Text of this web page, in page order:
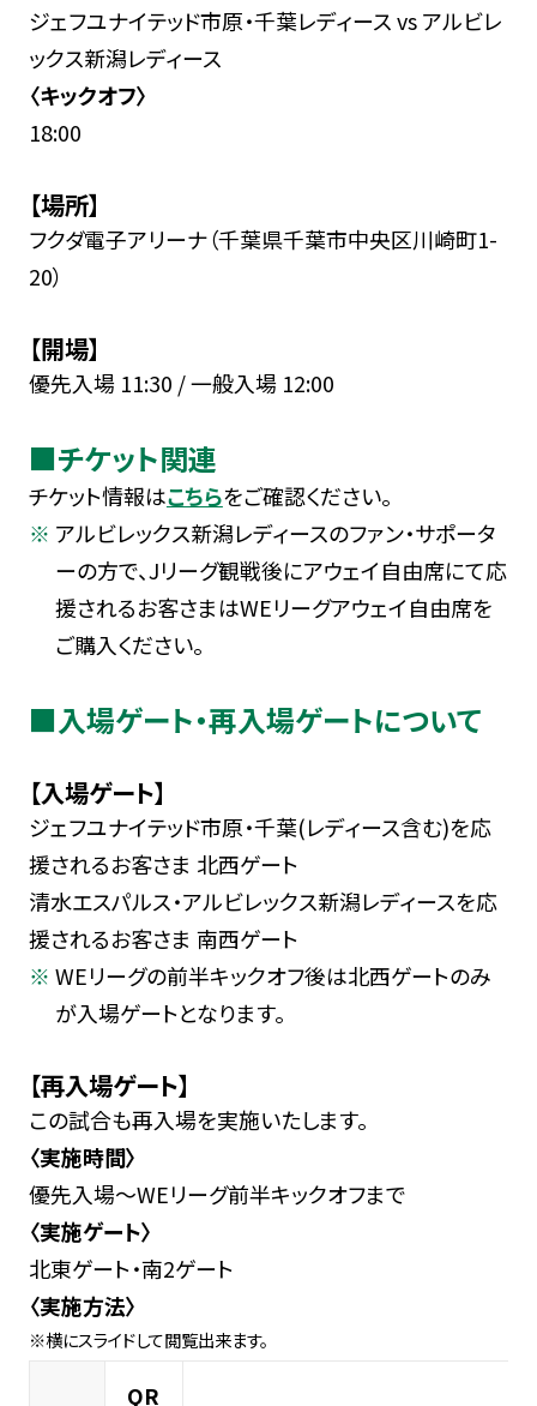
ジェフユナイテッド市原・千葉レディース vs アルビレ
ックス新潟レディース
〈キックオフ〉
18:00
【場所】
フクダ電子アリーナ（千葉県千葉市中央区川崎町1-
20）
【開場】
優先入場 11:30 / 一般入場 12:00
■チケット関連
チケット情報はこちらをご確認ください。
アルビレックス新潟レディースのファン・サポータ
ーの方で、Jリーグ観戦後にアウェイ自由席にて応
援されるお客さまはWEリーグアウェイ自由席を
ご購入ください。
■入場ゲート・再入場ゲートについて
【入場ゲート】
ジェフユナイテッド市原・千葉(レディース含む)を応
援されるお客さま 北西ゲート
清水エスパルス・アルビレックス新潟レディースを応
援されるお客さま 南西ゲート
WEリーグの前半キックオフ後は北西ゲートのみ
が入場ゲートとなります。
【再入場ゲート】
この試合も再入場を実施いたします。
〈実施時間〉
優先入場～WEリーグ前半キックオフまで
〈実施ゲート〉
北東ゲート・南2ゲート
〈実施方法〉
QR